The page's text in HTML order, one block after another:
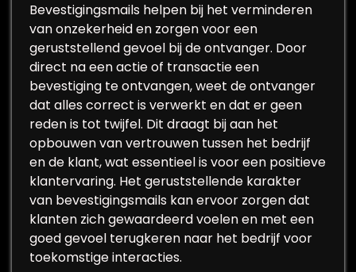
Bevestigingsmails helpen bij het verminderen
van onzekerheid en zorgen voor een
geruststellend gevoel bij de ontvanger. Door
direct na een actie of transactie een
bevestiging te ontvangen, weet de ontvanger
dat alles correct is verwerkt en dat er geen
reden is tot twijfel. Dit draagt bij aan het
opbouwen van vertrouwen tussen het bedrijf
en de klant, wat essentieel is voor een positieve
klantervaring. Het geruststellende karakter
van bevestigingsmails kan ervoor zorgen dat
klanten zich gewaardeerd voelen en met een
goed gevoel terugkeren naar het bedrijf voor
toekomstige interacties.